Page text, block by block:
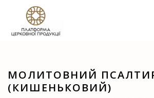
G-60JZFMNRBC
МОЛИТОВНИЙ
(КИШЕНЬКОВИЙ)